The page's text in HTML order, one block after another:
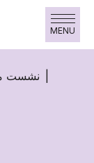
MENU
نشست